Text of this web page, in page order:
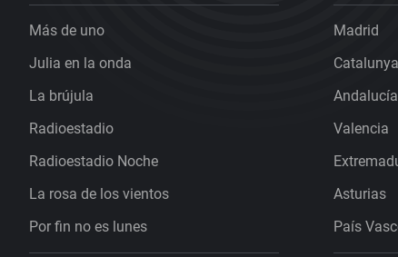
Más de uno
Julia en la onda
La brújula
Radioestadio
Radioestadio Noche
La rosa de los vientos
Por fin no es lunes
Madrid
Catalunya
Andalucía
Valencia
Asturias
País